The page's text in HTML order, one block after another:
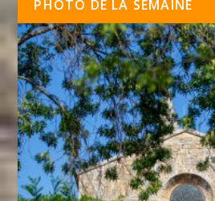
PHOTO DE LA SEMAINE